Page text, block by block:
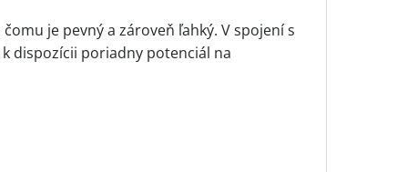
je pevný a zároveň ľahký. V spojení s
dispozícii poriadny potenciál na